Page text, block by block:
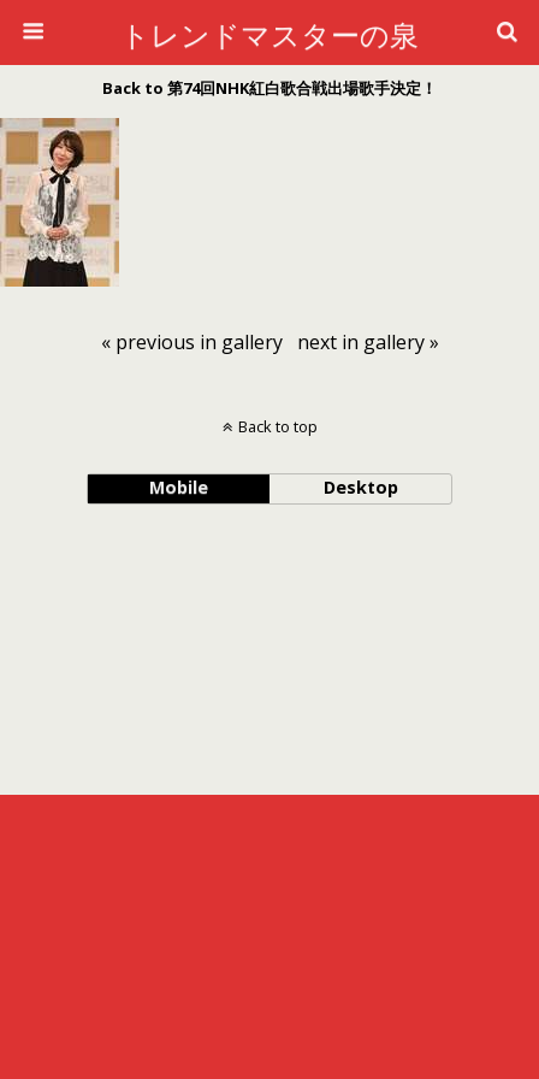
トレンドマスターの泉
Back to 第74回NHK紅白歌合戦出場歌手決定！
« previous in gallery next in gallery »
Back to top
Mobile Desktop